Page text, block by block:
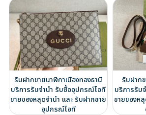
รับฝากขายนาฬิกาเมืองทองธานี
บริการรับจำนำ รับซื้ออุปกรณ์ไอที
ขายของหลุดจำนำ และ รับฝากขาย
อุปกรณ์ไอที
รับฝาก
บริการรับ
ขายของห